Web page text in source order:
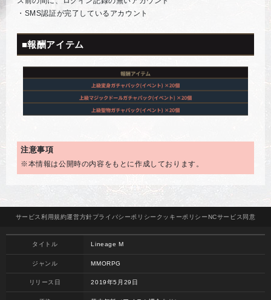
・SMS認証が完了しているアカウント
■報酬アイテム
注意事項
※本情報は公開時の内容をもとに作成しております。
サービス 利用規約運営方針プライバシーポリシー クッキーポリシーNCサービス 同意
タイトル Lineage M
ジャンル MMORPG
リリース日 2019年5月29日